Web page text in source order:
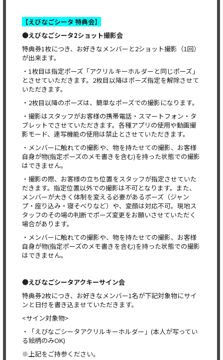
【えびなごシータ 特典会】
●えびなごシータ2ショット撮影会
特典券1枚につき、お好きなメンバーと2ショット撮影（1回）
が出来ます。
・1枚目は指定ポーズ「アクリルキーホルダーと同じポーズ」
とさせていただきます。2枚目以降はポーズ指定を解除させて
いただきます。
・2枚目以降のポーズは、簡単なポーズでの撮影になります。
・撮影はスタッフがお客様の携帯電話・スマートフォン・タ
ブレットでさせていただきます。各種アプリの使用や動画撮
影モード、連写機能の使用は禁止とさせていただきます。
・メンバーに触れての撮影や、物を持たせての撮影、お客様
自身が物(指定ポーズのメモ書きを含む)を持った状態での撮影
はできません。
・撮影の際、お客様の立ち位置をスタッフが指定させていた
だきます。指定位置以外での撮影は不可となります。また、
メンバーが大きく体制を変える必要があるポーズ（ジャン
プ・座り込み・寝そべりなど）や、変顔は対応不可。現地ス
タッフのその場の判断でポーズ変更をお願いさせていただく
場合があります。
・メンバーに触れての撮影や、物を持たせての撮影、お客様
自身が物(指定ポーズのメモ書きを含む)を持った状態での撮影
はできません。
●えびなごシータアクキーサイン会
特典券2枚につき、お好きなメンバー1名が下記対象物にサイ
ンと日付を書き込ませていただきます。
<サイン対象物>
・「えびなごシータアクリルキーホルダー」(本人が写ってい
る絵柄のみOK)
※上記をご持参ください。